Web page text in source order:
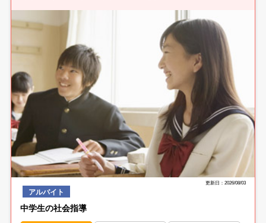
更新日：2026/08/03
アルバイト
中学生の社会指導